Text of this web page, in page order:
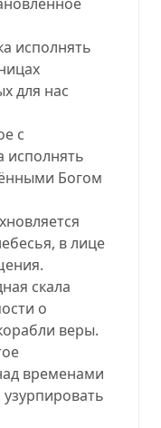
исполнять
для нас
с
исполнять
Богом
в лице
скала
о
веры.
временами